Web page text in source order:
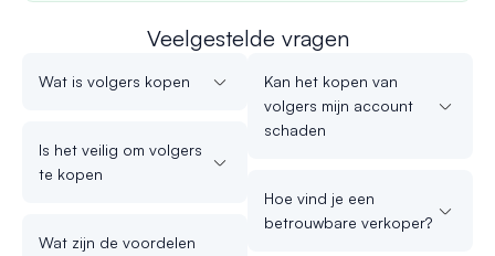
Veelgestelde vragen
Wat is volgers kopen
Is het veilig om volgers
te kopen
Wat zijn de voordelen
Kan het kopen van
volgers mijn account
schaden
Hoe vind je een
betrouwbare verkoper?